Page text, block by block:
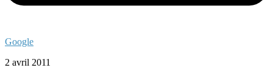
Google
2 avril 2011